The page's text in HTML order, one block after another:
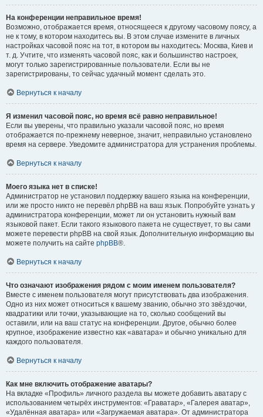
На конференции неправильное время!
Возможно, отображается время, относящееся к другому часовому поясу, а
не к тому, в котором находитесь вы. В этом случае измените в личных
настройках часовой пояс на тот, в котором вы находитесь: Москва, Киев и
т. д. Учтите, что изменять часовой пояс, как и большинство настроек,
могут только зарегистрированные пользователи. Если вы не
зарегистрированы, то сейчас удачный момент сделать это.
Вернуться к началу
Я изменил часовой пояс, но время всё равно неправильное!
Если вы уверены, что правильно указали часовой пояс, но время
отображается по-прежнему неверное, значит, неправильно установлено
время на сервере. Уведомите администратора для устранения проблемы.
Вернуться к началу
Моего языка нет в списке!
Администратор не установил поддержку вашего языка на конференции,
или же просто никто не перевёл phpBB на ваш язык. Попробуйте узнать у
администратора конференции, может ли он установить нужный вам
языковой пакет. Если такого языкового пакета не существует, то вы сами
можете перевести phpBB на свой язык. Дополнительную информацию вы
можете получить на сайте phpBB®.
Вернуться к началу
Что означают изображения рядом с моим именем пользователя?
Вместе с именем пользователя могут присутствовать два изображения.
Одно из них может относиться к вашему званию, обычно это звёздочки,
квадратики или точки, указывающие на то, сколько сообщений вы
оставили, или на ваш статус на конференции. Другое, обычно более
крупное, изображение известно как «аватара» и обычно уникально для
каждого пользователя.
Вернуться к началу
Как мне включить отображение аватары?
На вкладке «Профиль» личного раздела вы можете добавить аватару с
использованием четырёх инструментов: «Граватар», «Галерея аватар»,
«Удалённая аватара» или «Загружаемая аватара». От администратора